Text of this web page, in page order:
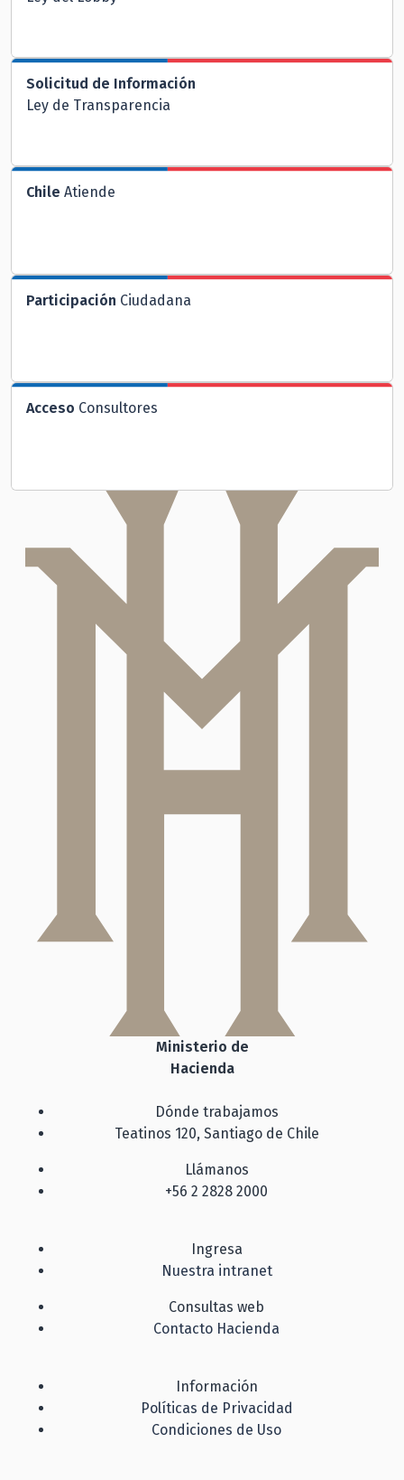
Solicitud de Información
Ley de Transparencia
Chile Atiende
Participación Ciudadana
Acceso Consultores
Ministerio de
Hacienda
Dónde trabajamos
Teatinos 120, Santiago de Chile
Llámanos
+56 2 2828 2000
Ingresa
Nuestra intranet
Consultas web
Contacto Hacienda
Información
Políticas de Privacidad
Condiciones de Uso